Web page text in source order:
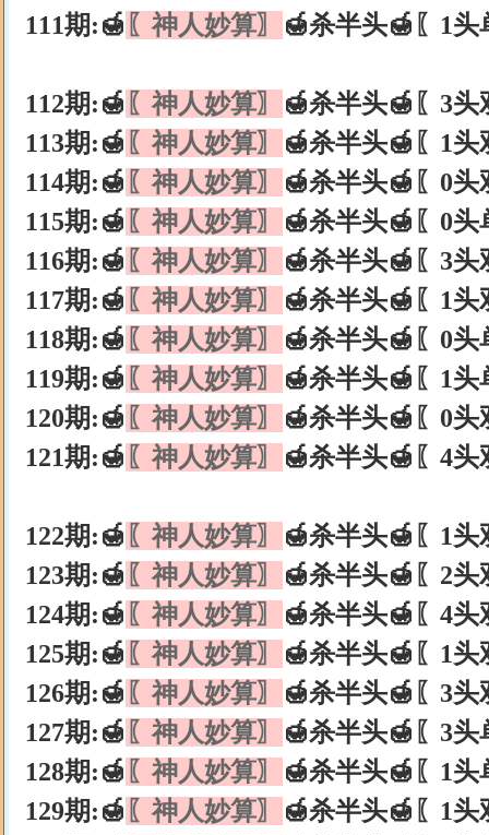
111期:🍯 〖神人妙算〗 🍯杀半头🍯〖1
112期:🍯 〖神人妙算〗
🍯杀半头🍯〖3
113期:🍯 〖神人妙算〗
🍯杀半头🍯〖1
114期:🍯 〖神人妙算〗
🍯杀半头🍯〖0
115期:🍯 〖神人妙算〗
🍯杀半头🍯〖0
116期:🍯 〖神人妙算〗
🍯杀半头🍯〖3
117期:🍯 〖神人妙算〗
🍯杀半头🍯〖1
118期:🍯 〖神人妙算〗
🍯杀半头🍯〖0
119期:🍯 〖神人妙算〗
🍯杀半头🍯〖1
120期:🍯 〖神人妙算〗
🍯杀半头🍯〖0
121期:🍯 〖神人妙算〗 🍯杀半头🍯〖4
122期:🍯 〖神人妙算〗
🍯杀半头🍯〖1
123期:🍯 〖神人妙算〗
🍯杀半头🍯〖2
124期:🍯 〖神人妙算〗
🍯杀半头🍯〖4
125期:🍯 〖神人妙算〗
🍯杀半头🍯〖1
126期:🍯 〖神人妙算〗
🍯杀半头🍯〖3
127期:🍯 〖神人妙算〗
🍯杀半头🍯〖3
128期:🍯 〖神人妙算〗
🍯杀半头🍯〖1
129期:🍯 〖神人妙算〗
🍯杀半头🍯〖1